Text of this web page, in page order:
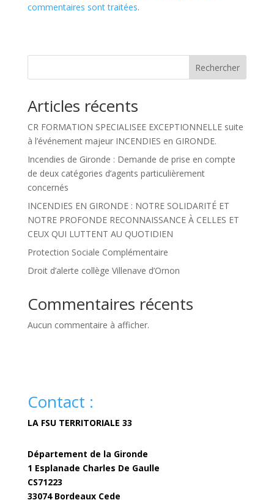
commentaires sont traitées.
Rechercher
Articles récents
CR FORMATION SPECIALISEE EXCEPTIONNELLE suite
à l’événement majeur INCENDIES en GIRONDE.
Incendies de Gironde : Demande de prise en compte
de deux catégories d’agents particulièrement
concernés
INCENDIES EN GIRONDE : NOTRE SOLIDARITÉ ET
NOTRE PROFONDE RECONNAISSANCE À CELLES ET
CEUX QUI LUTTENT AU QUOTIDIEN
Protection Sociale Complémentaire
Droit d’alerte collège Villenave d’Ornon
Commentaires récents
Aucun commentaire à afficher.
Contact :
LA FSU TERRITORIALE 33
Département de la Gironde
1 Esplanade Charles De Gaulle
CS71223
33074 Bordeaux Cede